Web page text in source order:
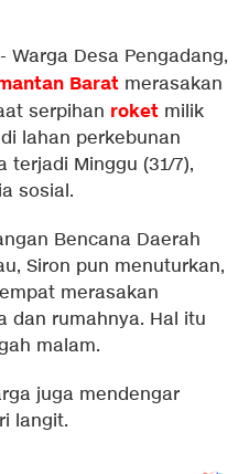
Warga Desa Pengadang,
Barat merasakan
serpihan roket milik
lahan perkebunan
terjadi Minggu (31/7),
sosial.
Bencana Daerah
Siron pun menuturkan,
merasakan
dan rumahnya. Hal itu
malam.
juga mendengar
langit.